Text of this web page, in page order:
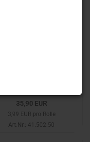
35,90 EUR
3,99 EUR pro Rolle
Art.Nr.: 41.502.50